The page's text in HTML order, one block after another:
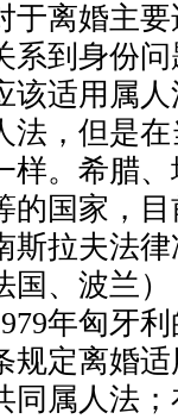
于离婚主
系到身份
该适用属
法，但是
样。希腊
的国家，
斯拉夫法
国、波兰
年匈牙
规定离婚
同属人法